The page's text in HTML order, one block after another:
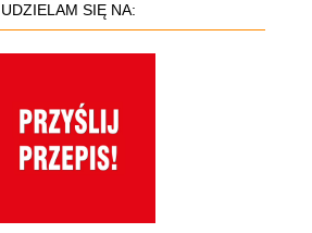
UDZIELAM SIĘ NA: